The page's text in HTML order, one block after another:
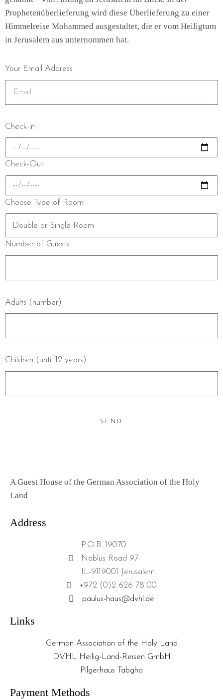
Prophetenüberlieferung wird diese Überlieferung zu einer
Himmelreise Mohammed ausgestaltet, die er vom Heiligtum
in Jerusalem aus unternommen hat.
Your Email Address
Check-in
Check-Out
Choose Type of Room
Number of Guests
Adults (number)
Children (until 12 years)
SEND
A Guest House of the German Association of the Holy
Land
Address
P.O.B. 19070
Nablus Road 97
IL-9119001 Jerusalem
+972 (0)2 626 78 00
paulus-haus@dvhl.de
Links
German Association of the Holy Land
DVHL Heilig-Land-Reisen GmbH
Pilgerhaus Tabgha
Payment Methods